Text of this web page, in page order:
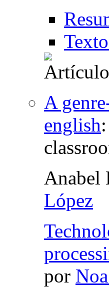
A
english:
Anabel
López
por